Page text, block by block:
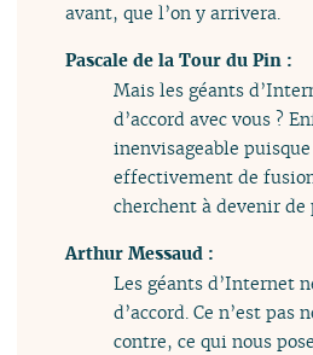
avant, que l’on y arrivera.
Pascale de la Tour du Pin :
Mais les géants
d’accord avec vous ?
inenvisageable
effectivement de
cherchent à devenir de
Arthur Messaud :
Les géants d’Internet
d’accord. Ce n’est pas
contre, ce qui nous